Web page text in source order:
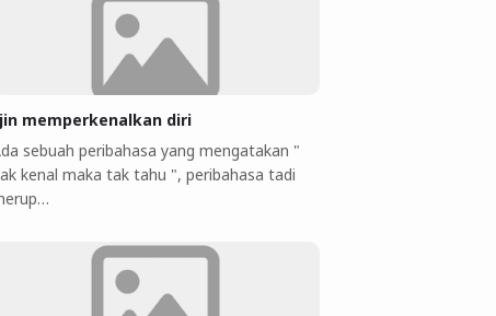
memperkenalkan diri
sebuah peribahasa yang mengatakan "
kenal maka tak tahu ", peribahasa tadi